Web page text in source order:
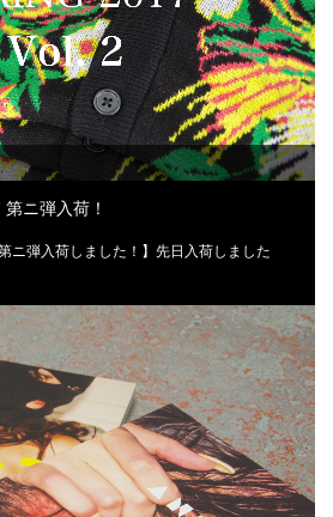
ニ弾入荷！
ニ弾入荷しました！】先日入荷しました